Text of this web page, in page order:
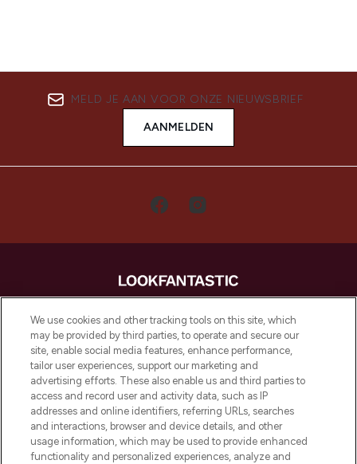
MELD JE AAN VOOR ONZE NIEUWSBRIEF
AANMELDEN
LOOKFANTASTIC is de ultieme online
beautybestemming van Europa, met de
beste huidverzorging, haarproducten en
make-up van meer dan 200 topmerken.
Shop online of via de app, met gratis
verzending vanaf €40.
Cookie-toestemming
Do Not Sell or Share My Personal
We use cookies and other tracking tools on this site, which
may be provided by third parties, to operate and secure our
site, enable social media features, enhance performance,
tailor user experiences, support our marketing and
advertising efforts. These also enable us and third parties to
access and record user and activity data, such as IP
addresses and online identifiers, referring URLs, searches
and interactions, browser and device details, and other
usage information, which may be used to provide enhanced
functionality and personalized experiences, analyze and